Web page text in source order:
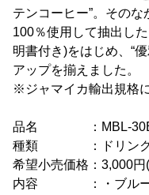
テンコーヒー”。その
100％使用して抽出し
明書付き)をはじめ、“
アップを揃えました。
※ジャマイカ輸出規格
品名 ：MBL-30B
種類 ：ドリンク
希望小売価格：3,000円
内容 ：・ブルーマ